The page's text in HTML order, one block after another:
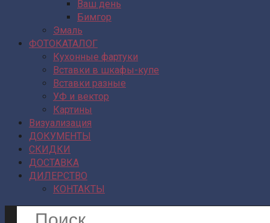
Ваш день
Бимгор
Эмаль
ФОТОКАТАЛОГ
Кухонные фартуки
Вставки в шкафы-купе
Вставки разные
УФ и вектор
Картины
Визуализация
ДОКУМЕНТЫ
СКИДКИ
ДОСТАВКА
ДИЛЕРСТВО
КОНТАКТЫ